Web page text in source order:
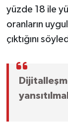
yüzde 18 ile
oranların
çıktığını